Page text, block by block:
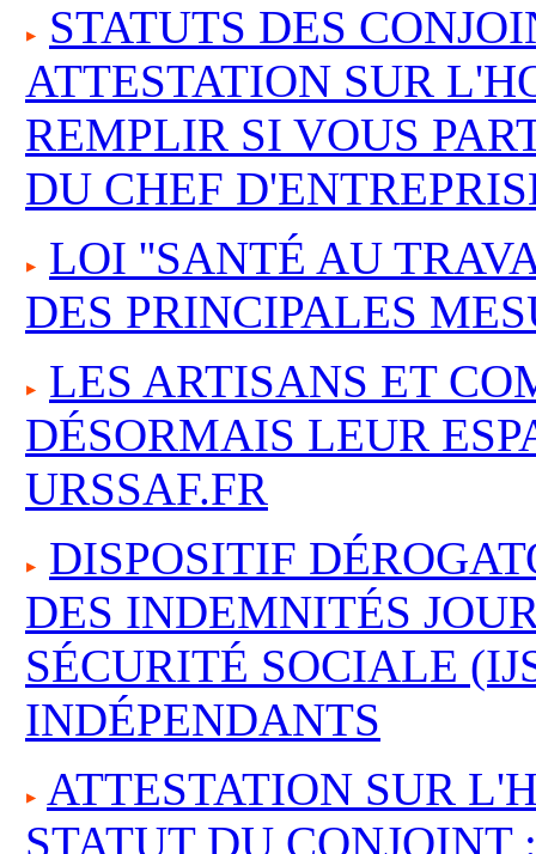
STATUTS DES
ATTESTATION SUR
REMPLIR SI VOUS
DU CHEF
LOI ''SANTÉ AU
DES PRINCIPALES
LES ARTISANS ET
DÉSORMAIS LEUR
URSSAF.FR
DISPOSITIF
DES INDEMNITÉS
SÉCURITÉ SOCIALE
INDÉPENDANTS
ATTESTATION SUR
STATUT DU CONJOINT